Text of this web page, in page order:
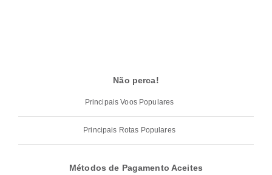
Não perca!
Principais Voos Populares
Principais Rotas Populares
Métodos de Pagamento Aceites